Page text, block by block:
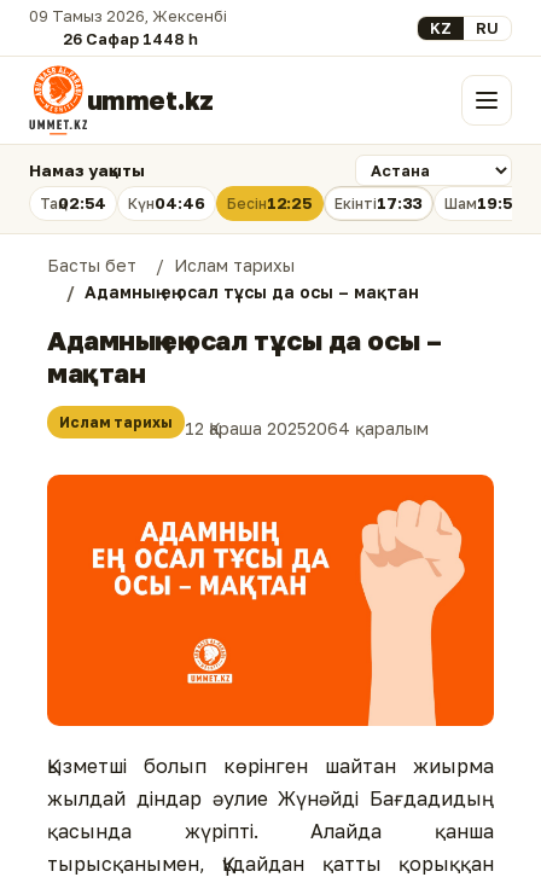
09 Тамыз 2026, Жексенбі
26 Сафар 1448 һ.
Select your
KZ RU
ummet.kz Мәзір
Намаз уақыты
Таң02:54 Күн04:46 Бесін12:25 Екінті17:33 Шам19:53
Басты бет
Ислам тарихы
Адамның ең осал тұсы да осы – мақтан
Адамның ең осал тұсы да осы –
мақтан
Ислам тарихы 12 Қараша 20252064 қаралым
Қызметші болып көрінген шайтан жиырма
жылдай діндар әулие Жүнәйді Бағдадидың
қасында жүріпті. Алайда қанша
тырысқанымен, Құдайдан қатты қорыққан